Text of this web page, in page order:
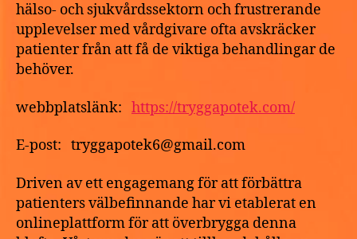
hälso- och sjukvårdssektorn och frustrerande
upplevelser med vårdgivare ofta avskräcker
patienter från att få de viktiga behandlingar de
behöver.
webbplatslänk: https://tryggapotek.com/
E-post: tryggapotek6@gmail.com
Driven av ett engagemang för att förbättra
patienters välbefinnande har vi etablerat en
onlineplattform för att överbrygga denna